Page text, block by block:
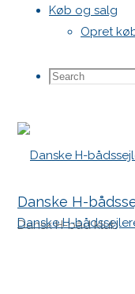
Køb og salg
Opret
Search
Search
Danske H-
Dansk H-båd klub
Danske H-